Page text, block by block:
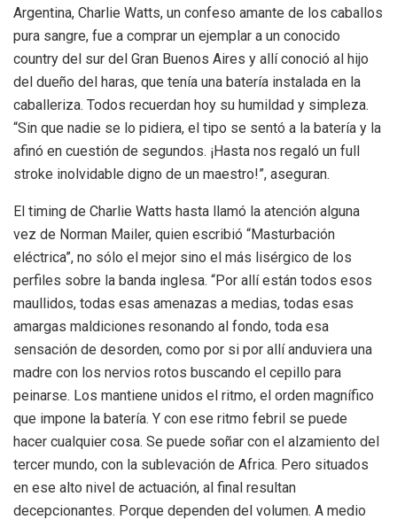
Argentina, Charlie Watts, un confeso amante de los caballos
pura sangre, fue a comprar un ejemplar a un conocido
country del sur del Gran Buenos Aires y allí conoció al hijo
del dueño del haras, que tenía una batería instalada en la
caballeriza. Todos recuerdan hoy su humildad y simpleza.
“Sin que nadie se lo pidiera, el tipo se sentó a la batería y la
afinó en cuestión de segundos. ¡Hasta nos regaló un full
stroke inolvidable digno de un maestro!”, aseguran.
El timing de Charlie Watts hasta llamó la atención alguna
vez de Norman Mailer, quien escribió “Masturbación
eléctrica”, no sólo el mejor sino el más lisérgico de los
perfiles sobre la banda inglesa. “Por allí están todos esos
maullidos, todas esas amenazas a medias, todas esas
amargas maldiciones resonando al fondo, toda esa
sensación de desorden, como por si por allí anduviera una
madre con los nervios rotos buscando el cepillo para
peinarse. Los mantiene unidos el ritmo, el orden magnífico
que impone la batería. Y con ese ritmo febril se puede
hacer cualquier cosa. Se puede soñar con el alzamiento del
tercer mundo, con la sublevación de Africa. Pero situados
en ese alto nivel de actuación, al final resultan
decepcionantes. Porque dependen del volumen. A medio